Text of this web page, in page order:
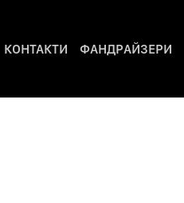
КОНТАКТИ ФАНДРАЙЗЕРИ